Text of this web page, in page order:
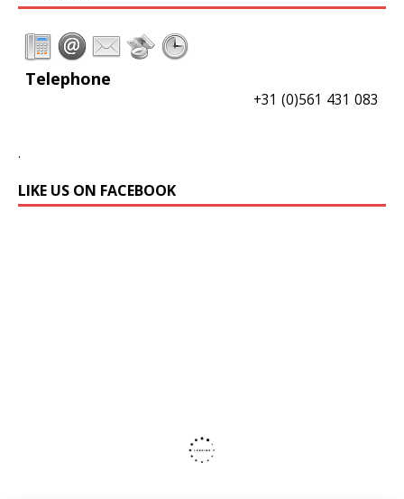
Telephone
+31 (0)561 431 083
.
LIKE US ON FACEBOOK